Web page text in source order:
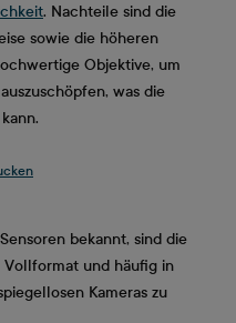
. Nachteile sind die
sowie die höheren
Objektive, um
was die
bekannt, sind die
Vollformat und häufig in
Kameras zu